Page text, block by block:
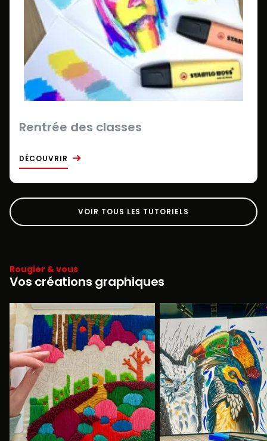
Rentrée des classes
DÉCOUVRIR
VOIR TOUS LES TUTORIELS
Rougier & vous
Vos créations graphiques